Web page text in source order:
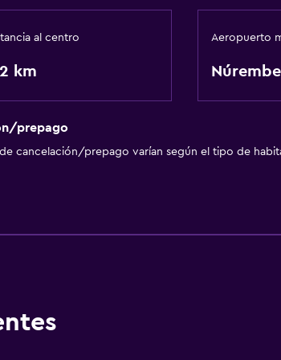
out privado
al centro
km
Aeropuerto
prepago
de cancelación/prepago varían según el tipo de